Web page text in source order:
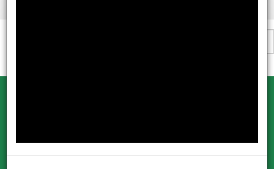
Sie uns beim Wort.